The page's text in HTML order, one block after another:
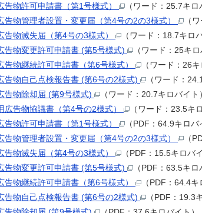
告物許可申請書（第1号様式）
（ワード：25.7キロ
告物管理者設置・変更届（第4号の2の3様式）
（
告物滅失届（第4号の3様式）
（ワード：18.7キロ
告物変更許可申請書 (第5号様式)
（ワード：25キロ
告物継続許可申請書（第6号様式）
（ワード：26キ
告物自己点検報告書 (第6号の2様式)
（ワード：
告物除却届 (第9号様式)
（ワード：20.7キロバイト）
広告物協議書（第4号の2様式）
（ワード：23.5キ
告物許可申請書（第1号様式）
（PDF：64.9キロバ
告物管理者設置・変更届（第4号の2の3様式）
（
告物滅失届（第4号の3様式）
（PDF：15.5キロバ
告物変更許可申請書 (第5号様式)
（PDF：63.5キロ
告物継続許可申請書（第6号様式）
（PDF：64.4キ
告物自己点検報告書 (第6号の2様式)
（PDF：19.3